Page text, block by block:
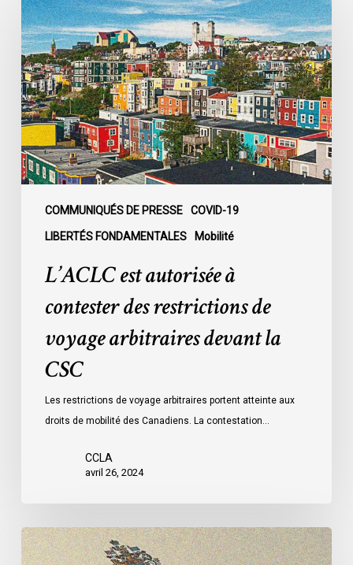
COMMUNIQUÉS DE PRESSE COVID-19
LIBERTÉS FONDAMENTALES Mobilité
est
autorisée
à
contester
des
restrictions
de
voyage
arbitraires
devant
L’ACLC est autorisée à
contester des restrictions de
voyage arbitraires devant la
CSC
Les restrictions de voyage arbitraires portent atteinte aux
droits de mobilité des Canadiens. La contestation…
CCLA
avril 26, 2024
Décision
dans